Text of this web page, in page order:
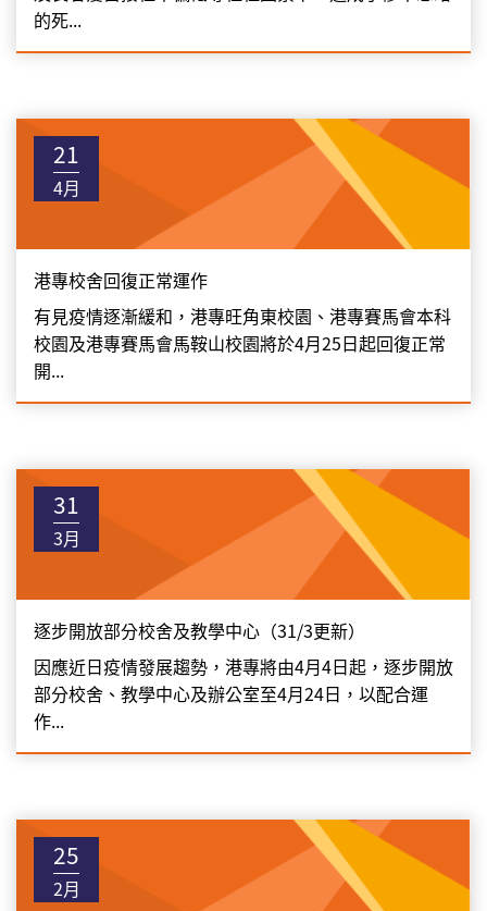
的死...
21
4月
港專校舍回復正常運作
有見疫情逐漸緩和，港專旺角東校園、港專賽馬會本科
校園及港專賽馬會馬鞍山校園將於4月25日起回復正常
開...
31
3月
逐步開放部分校舍及教學中心（31/3更新）
因應近日疫情發展趨勢，港專將由4月4日起，逐步開放
部分校舍、教學中心及辦公室至4月24日，以配合運
作...
25
2月